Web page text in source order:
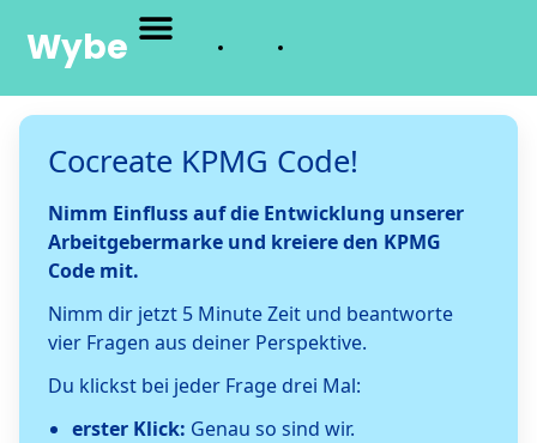
Wybe
Cocreate KPMG Code!
Nimm Einfluss auf die Entwicklung unserer
Arbeitgebermarke und kreiere den KPMG
Code mit.
Nimm dir jetzt 5 Minute Zeit und beantworte
vier Fragen aus deiner Perspektive.
Du klickst bei jeder Frage drei Mal:
erster Klick: Genau so sind wir.